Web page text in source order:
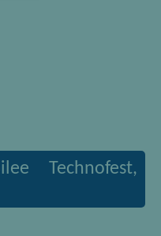
Technofest,